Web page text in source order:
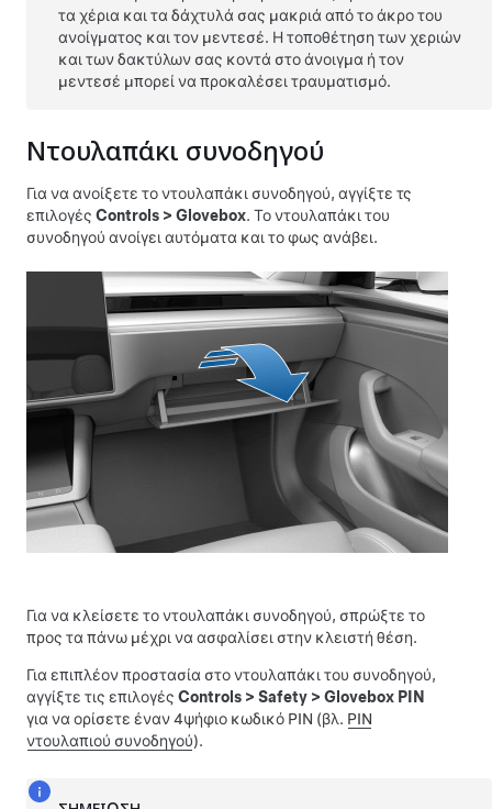
τα χέρια και τα δάχτυλά σας μακριά από το άκρο του
ανοίγματος και τον μεντεσέ. Η τοποθέτηση των χεριών
και των δακτύλων σας κοντά στο άνοιγμα ή τον
μεντεσέ μπορεί να προκαλέσει τραυματισμό.
Ντουλαπάκι συνοδηγού
Για να ανοίξετε το ντουλαπάκι συνοδηγού, αγγίξτε τς
επιλογές Controls > Glovebox. Το ντουλαπάκι του
συνοδηγού ανοίγει αυτόματα και το φως ανάβει.
Για να κλείσετε το ντουλαπάκι συνοδηγού, σπρώξτε το
προς τα πάνω μέχρι να ασφαλίσει στην κλειστή θέση.
Για επιπλέον προστασία στο ντουλαπάκι του συνοδηγού,
αγγίξτε τις επιλογές Controls > Safety > Glovebox PIN
για να ορίσετε έναν 4ψήφιο κωδικό PIN (βλ. PIN
ντουλαπιού συνοδηγού).